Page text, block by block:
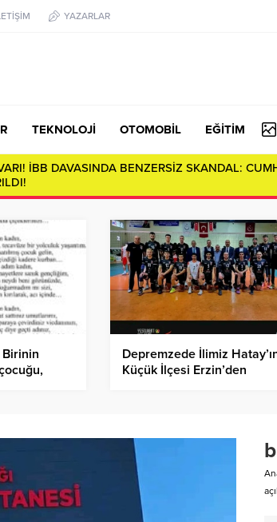
YAZARLAR
TEKNOLOJİ OTOMOBİL EĞİTİM
İBB DAVASINDA BENZERSİZ SKANDAL:
Birinin
Depremzede İlimiz
Küçük İlçesi Erzin’den